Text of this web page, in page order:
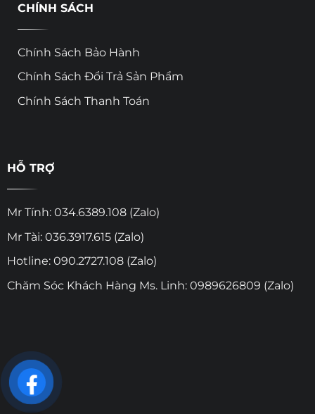
CHÍNH SÁCH
Chính Sách Bảo Hành
Chính Sách Đổi Trả Sản Phẩm
Chính Sách Thanh Toán
HỖ TRỢ
Mr Tính: 034.6389.108 (Zalo)
Mr Tài: 036.3917.615 (Zalo)
Hotline: 090.2727.108 (Zalo)
Chăm Sóc Khách Hàng Ms. Linh: 0989626809 (Zalo)